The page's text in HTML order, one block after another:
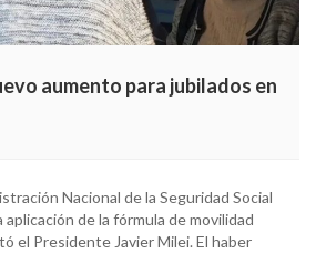
aumento para jubilados en
Nacional de la Seguridad Social
aplicación de la fórmula de movilidad
el Presidente Javier Milei. El haber